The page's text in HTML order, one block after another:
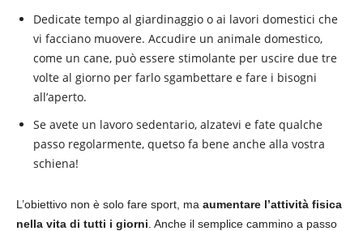
Dedicate tempo al giardinaggio o ai lavori domestici che
vi facciano muovere. Accudire un animale domestico,
come un cane, può essere stimolante per uscire due tre
volte al giorno per farlo sgambettare e fare i bisogni
all’aperto.
Se avete un lavoro sedentario, alzatevi e fate qualche
passo regolarmente, quetso fa bene anche alla vostra
schiena!
L’obiettivo non è solo fare sport, ma aumentare l’attività fisica
nella vita di tutti i giorni . Anche il semplice cammino a passo